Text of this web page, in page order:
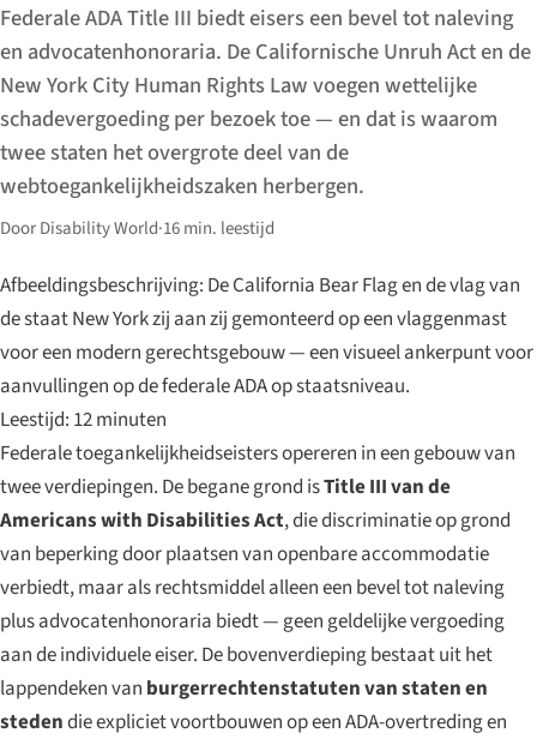
Federale ADA Title III biedt eisers een bevel tot naleving
en advocatenhonoraria. De Californische Unruh Act en de
New York City Human Rights Law voegen wettelijke
schadevergoeding per bezoek toe — en dat is waarom
twee staten het overgrote deel van de
webtoegankelijkheidszaken herbergen.
Door Disability World·16 min. leestijd
Afbeeldingsbeschrijving: De California Bear Flag en de vlag van
de staat New York zij aan zij gemonteerd op een vlaggenmast
voor een modern gerechtsgebouw — een visueel ankerpunt voor
aanvullingen op de federale ADA op staatsniveau.
Leestijd: 12 minuten
Federale toegankelijkheidseisters opereren in een gebouw van
twee verdiepingen. De begane grond isTitle III van de
Americans with Disabilities Act, die discriminatie op grond
van beperking door plaatsen van openbare accommodatie
verbiedt, maar als rechtsmiddel alleen een bevel tot naleving
plus advocatenhonoraria biedt — geen geldelijke vergoeding
aan de individuele eiser. De bovenverdieping bestaat uit het
lappendeken van burgerrechtenstatuten van staten en
stedendie expliciet voortbouwen op een ADA-overtreding en